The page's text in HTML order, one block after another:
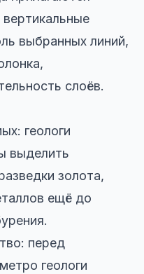
выбранных линий,
слоёв.
геологи
выделить
золота,
ещё до
перед
геологи